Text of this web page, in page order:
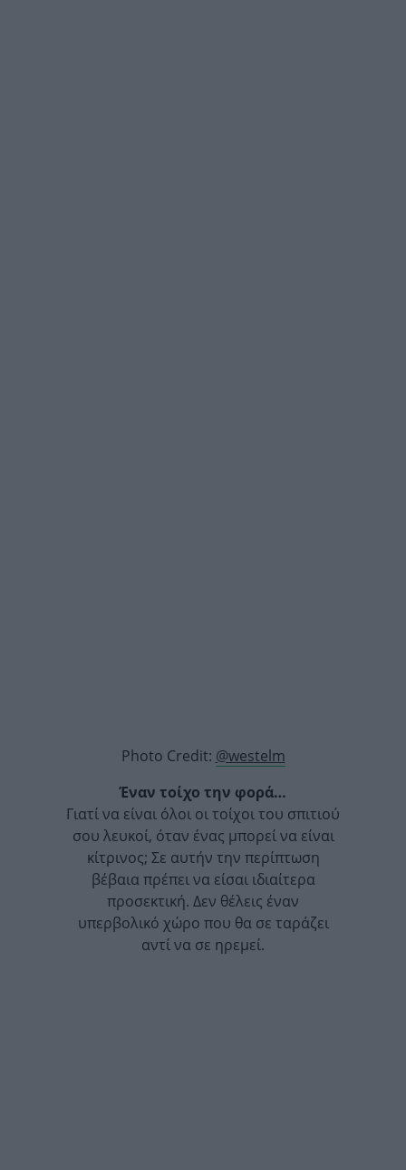
Photo Credit: @westelm
Έναν τοίχο την φορά…
Γιατί να είναι όλοι οι τοίχοι του σπιτιού
σου λευκοί, όταν ένας μπορεί να είναι
κίτρινος; Σε αυτήν την περίπτωση
βέβαια πρέπει να είσαι ιδιαίτερα
προσεκτική. Δεν θέλεις έναν
υπερβολικό χώρο που θα σε ταράζει
αντί να σε ηρεμεί.